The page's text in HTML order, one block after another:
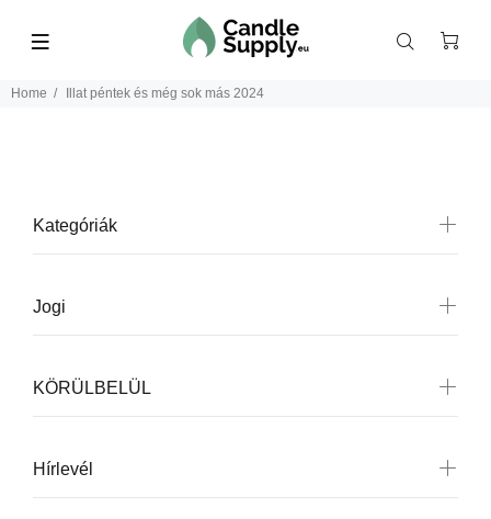
Home Illat péntek és még sok más 2024
Kategóriák
Jogi
KÖRÜLBELÜL
Hírlevél